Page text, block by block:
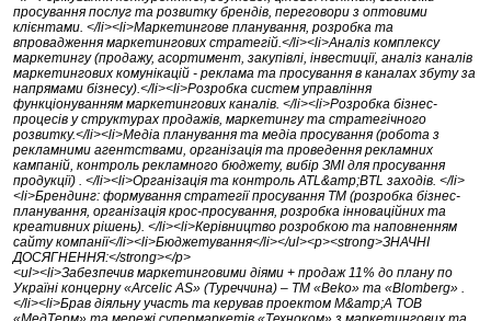
просування послуг та розвитку брендів, переговори з оптовими
клієнтами. </li><li>Маркетингове планування, розробка та
впровадження маркетингових стратегій.</li><li>Аналіз комплексу
маркетингу (продажу, асортимент, закупівлі, інвестиції, аналіз каналів
маркетингових комунікацій - реклама та просування в каналах збуту за
напрямами бізнесу).</li><li>Розробка систем управління
функціонуванням маркетингових каналів. </li><li>Розробка бізнес-
процесів у структурах продажів, маркетингу та стратегічного
розвитку.</li><li>Медіа планування та медіа просування (робота з
рекламними агентствами, організація та проведення рекламних
кампаній, контроль рекламного бюджету, вибір ЗМІ для просування
продукції) . </li><li>Організація та контроль ATL&amp;BTL заходів. </li>
<li>Брендинг: формування стратегії просування ТМ (розробка бізнес-
планування, організація крос-просування, розробка інноваційних та
креативних рішень). </li><li>Керівництво розробкою та наповненням
сайту компанії</li><li>Бюджетування</li></ul><p><strong>ЗНАЧНІ
ДОСЯГНЕННЯ:</strong></p>
<ul><li>Забезпечив маркетинговими діями + продаж 11% до плану по
Україні концерну «Arcelic AS» (Туреччина) – ТМ «Beko» та «Blomberg» .
</li><li>Брав діяльну участь та керував проектом M&amp;A ТОВ